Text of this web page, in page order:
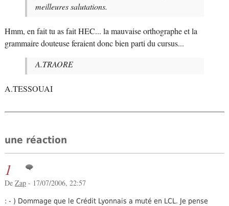
meilleures salutations.
Hmm, en fait tu as fait HEC... la mauvaise orthographe et la
grammaire douteuse feraient donc bien parti du cursus...
A.TRAORE
A.TESSOUAI
une réaction
1
De Zap- 17/07/2006, 22:57
: - ) Dommage que le Crédit Lyonnais a muté en LCL. Je pense